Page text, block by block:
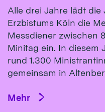
Alle drei Jahre lädt
Erzbistums Köln die
Messdiener zwischen
Minitag ein. In diesem
rund 1.300
gemeinsam in
Mehr